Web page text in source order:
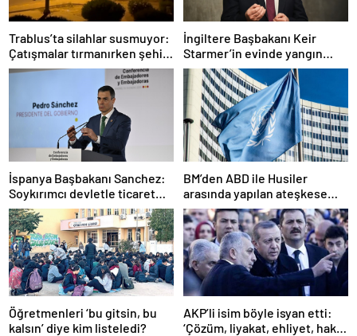
Trablus’ta silahlar susmuyor:
Çatışmalar tırmanırken şehir
alarmda
İngiltere Başbakanı Keir
Starmer’in evinde yangın
çıktı
İspanya Başbakanı Sanchez:
Soykırımcı devletle ticaret
yapmayız
BM’den ABD ile Husiler
arasında yapılan ateşkese
ilişkin değerlendirme
Öğretmenleri ‘bu gitsin, bu
kalsın’ diye kim listeledi?
AKP’li isim böyle isyan etti:
‘Çözüm, liyakat, ehliyet, hak,